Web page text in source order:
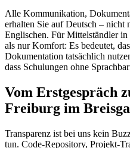
Alle Kommunikation,
erhalten Sie auf Deutsch – nicht
Englischen. Für Mittelständler
als nur Komfort: Es bedeutet,
Dokumentation tatsächlich
dass Schulungen ohne
Vom Erstgespräch
Freiburg im
Transparenz ist bei uns kein
tun. Code-Repository, Projekt-